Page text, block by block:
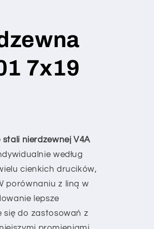
7x19
stali nierdzewnej V4A
według
cienkich drucików,
porównaniu z liną w
lepsze
się do zastosowań z